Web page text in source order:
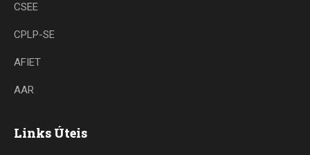
CSEE
CPLP-SE
AFIET
AAR
Links Úteis